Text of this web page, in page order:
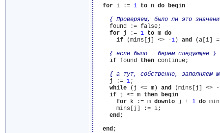
for i := 1 to n do begin
{ Проверяем, было ли это
    found := false;
for j := 1 to m do
if (mins[j] <> -1) and (a[i] =
{ если было - берем следующее }
if found then continue;
{ а тут, собственно, заполняем
    j :=
1;
while (j <= m) and (mins[j] <> -
if j <= m then begin
for k := m downto j + 1 do
      mins[j] := i;
end;
end;